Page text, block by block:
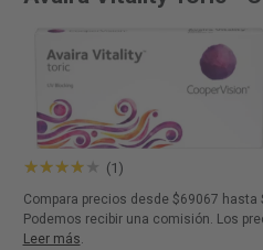
(1)
Compara precios desde $69067 hasta
Podemos recibir una comisión. Los
Leer más.